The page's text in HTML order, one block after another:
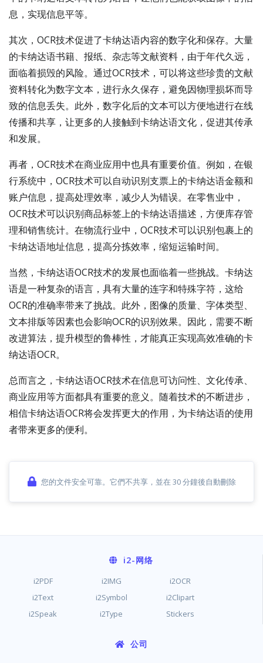
息，实现信息平等。
其次，OCR技术促进了卡纳达语内容的数字化和保存。大量
的卡纳达语书籍、报纸、杂志等文献资料，由于年代久远，
面临着损毁的风险。通过OCR技术，可以将这些珍贵的文献
资料转化为数字文本，进行永久保存，避免因物理损坏而导
致的信息丢失。此外，数字化后的文本可以方便地进行在线
传播和共享，让更多的人接触到卡纳达语文化，促进其传承
和发展。
再者，OCR技术在商业应用中也具有重要价值。例如，在银
行系统中，OCR技术可以自动识别支票上的卡纳达语金额和
账户信息，提高处理效率，减少人为错误。在零售业中，
OCR技术可以识别商品标签上的卡纳达语描述，方便库存管
理和销售统计。在物流行业中，OCR技术可以识别包裹上的
卡纳达语地址信息，提高分拣效率，缩短运输时间。
当然，卡纳达语OCR技术的发展也面临着一些挑战。卡纳达
语是一种复杂的语言，具有大量的连字和特殊字符，这给
OCR的准确率带来了挑战。此外，图像的质量、字体类型、
文本排版等因素也会影响OCR的识别效果。因此，需要不断
改进算法，提升模型的鲁棒性，才能真正实现高效准确的卡
纳达语OCR。
总而言之，卡纳达语OCR技术在信息可访问性、文化传承、
商业应用等方面都具有重要的意义。随着技术的不断进步，
相信卡纳达语OCR将会发挥更大的作用，为卡纳达语的使用
者带来更多的便利。
您的文件安全可靠。它們不共享，並在 30 分鐘後自動刪除
i2-网络
i2PDF i2IMG
i2OCR
i2Text
i2Symbol
i2Clipart
i2Speak
i2Type Stickers
公司